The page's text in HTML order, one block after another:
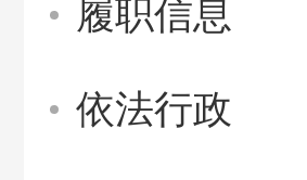
履职信息
依法行政